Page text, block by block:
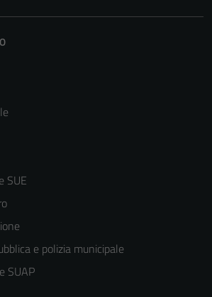
SUE
e polizia municipale
SUAP